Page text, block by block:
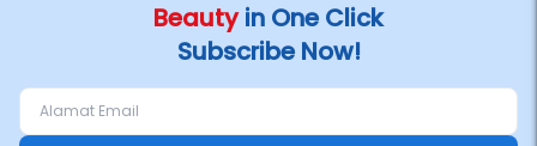
Beautyin One Click
Subscribe Now!